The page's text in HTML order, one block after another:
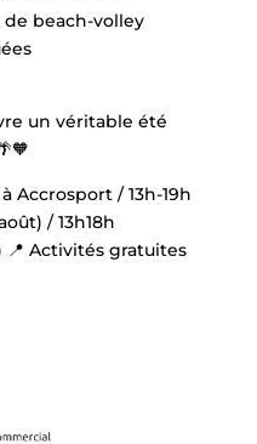
de beach-volley
un véritable été
Accrosport / 13h-19h
/ 13h18h
Activités gratuites